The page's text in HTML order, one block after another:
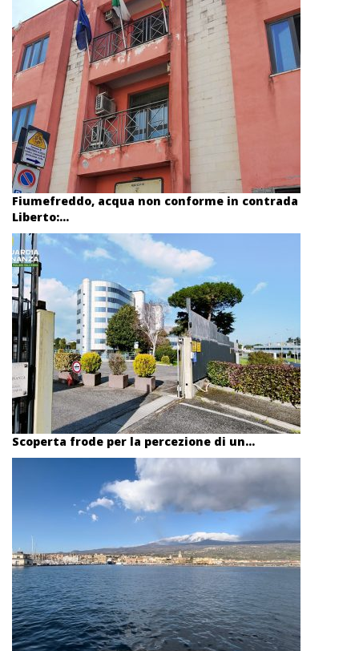
Fiumefreddo, acqua non conforme in contrada
Liberto:...
Scoperta frode per la percezione di un...